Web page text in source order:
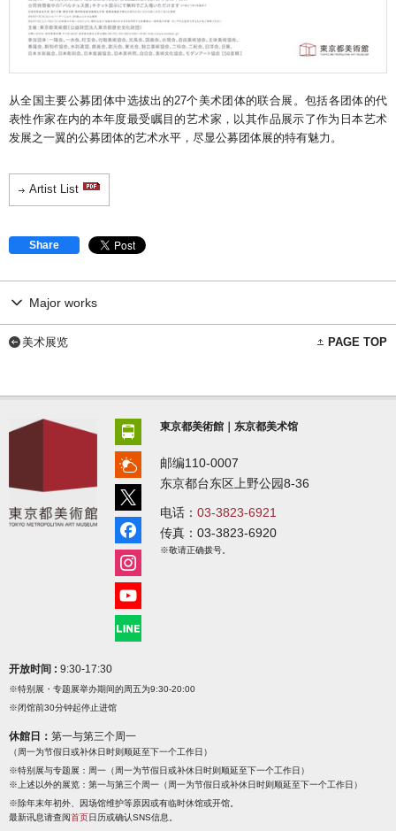
从全国主要公募团体中选拔出的27个美术团体的联合展。包括各团体的代
表性作家在内的本年度最受瞩目的艺术家，以其作品展示了作为日本艺术
发展之一翼的公募团体的艺术水平，尽显公募团体展的特有魅力。
Artist List
Share
Major works
美术展览 PAGE TOP
東京都美術館｜东京都美术馆
邮编110-0007
东京都台东区上野公园8-36
电话： 03-3823-6921
传真：03-3823-6920
※敬请正确拨号。
开放时间 : 9:30-17:30
※特别展・专题展举办期间的周五为9:30-20:00
※闭馆前30分钟起停止进馆
休館日： 第一与第三个周一
（周一为节假日或补休日时则顺延至下一个工作日）
※特别展与专题展：周一（周一为节假日或补休日时则顺延至下一个工作日）
※上述以外的展览：第一与第三个周一（周一为节假日或补休日时则顺延至下一个工作日）
※除年末年初外、因场馆维护等原因或有临时休馆或开馆。
最新讯息请查阅首页日历或确认SNS信息。